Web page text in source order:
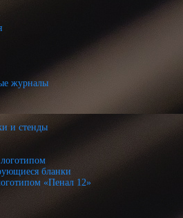
журналы
и стенды
бланки
«Пенал 12»